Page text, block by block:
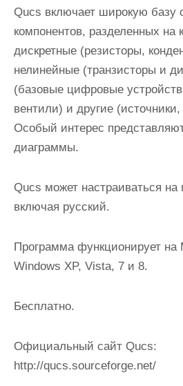
Qucs включает широкую базу
компонентов, разделенных на
дискретные (резисторы,
нелинейные (транзисторы и
(базовые цифровые
вентили) и другие
Особый интерес
диаграммы.
Qucs может настраиваться на
включая русский.
Программа функционирует на
Windows XP, Vista, 7 и 8.
Бесплатно.
Официальный сайт Qucs:
http://qucs.sourceforge.net/